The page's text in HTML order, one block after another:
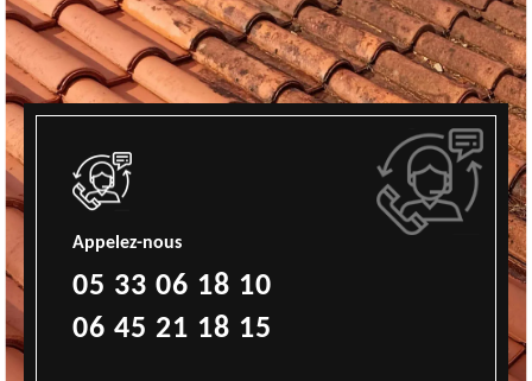
Appelez-nous
05 33 06 18 10
06 45 21 18 15